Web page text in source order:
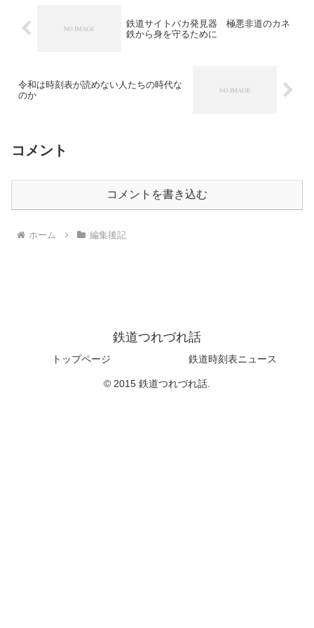
鉄道サイトバカ発見器 極悪非道のカネ
鉄から身を守るために
令和は時刻表が読めない人たちの時代な
のか
コメント
コメントを書き込む
ホーム 編集後記
鉄道つれづれ話
トップページ 鉄道時刻表ニュース
© 2015 鉄道つれづれ話.